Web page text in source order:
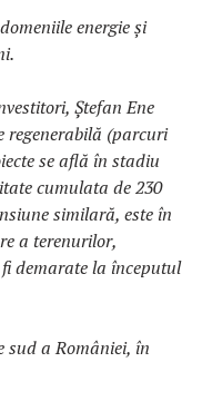
energie și
Ștefan Ene
regenerabilă (parcuri
se află în stadiu
cumulata de 230
similară, este în
a terenurilor,
demarate la începutul
sud a României, în